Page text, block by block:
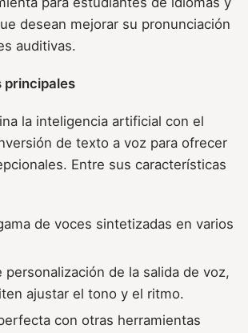
desean mejorar su pronunciación
auditivas.
principales
la inteligencia artificial con el
de texto a voz para ofrecer
Entre sus características
de voces sintetizadas en varios
personalización de la salida de voz,
ajustar el tono y el ritmo.
con otras herramientas